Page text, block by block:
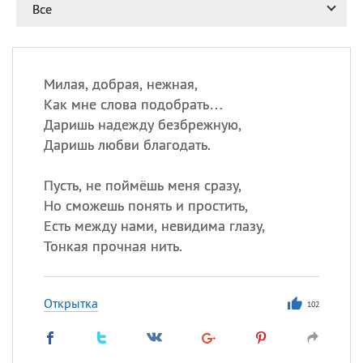
Все
Милая, добрая, нежная,
Как мне слова подобрать…
Даришь надежду безбрежную,
Даришь любви благодать.
Пусть, не поймёшь меня сразу,
Но сможешь понять и простить,
Есть между нами, невидима глазу,
Тонкая прочная нить.
Открытка 102
Романа и Давида
07.08
маяка
07.08
ИМЕНА
Сегодня празднуют именины
, Афанасий,Борис